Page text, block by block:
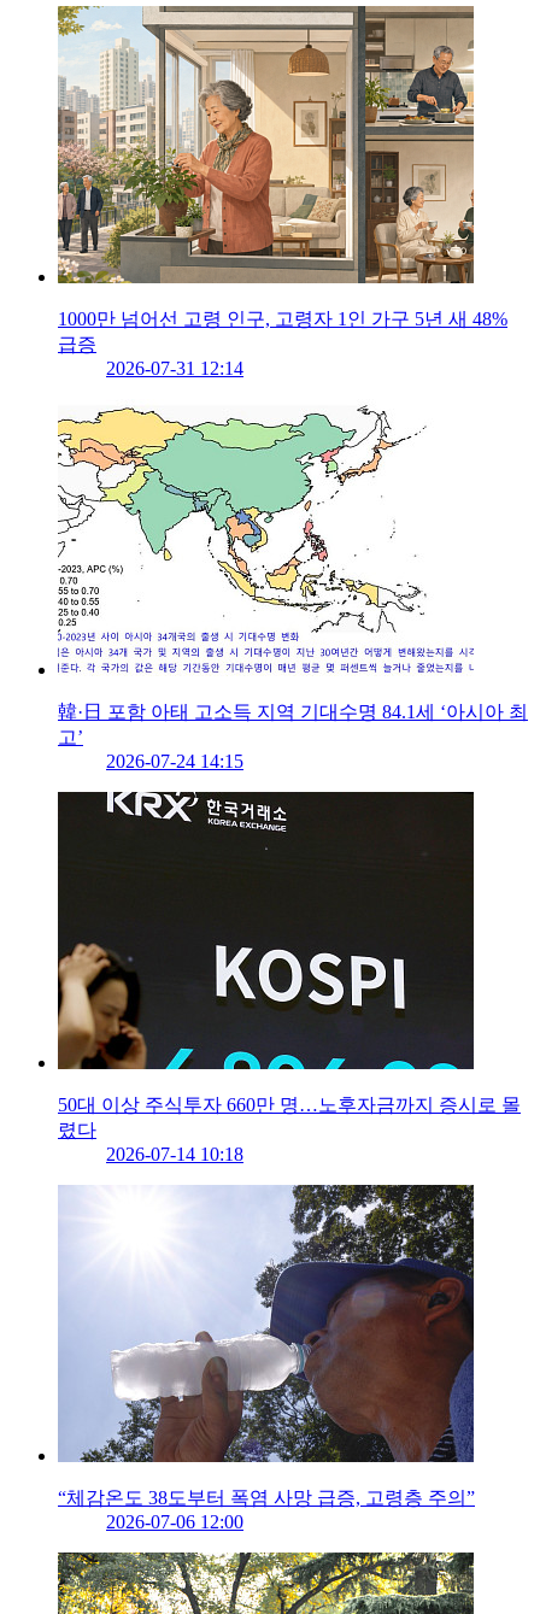
1000만 넘어선 고령 인구, 고령자 1인 가구 5년 새 48%
급증
2026-07-31 12:14
韓·日 포함 아태 고소득 지역 기대수명 84.1세 ‘아시아 최
고’
2026-07-24 14:15
50대 이상 주식투자 660만 명…노후자금까지 증시로 몰
렸다
2026-07-14 10:18
“체감온도 38도부터 폭염 사망 급증, 고령층 주의”
2026-07-06 12:00